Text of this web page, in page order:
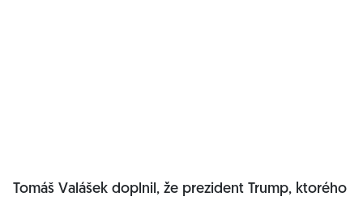
Tomáš Valášek doplnil, že prezident Trump, ktorého